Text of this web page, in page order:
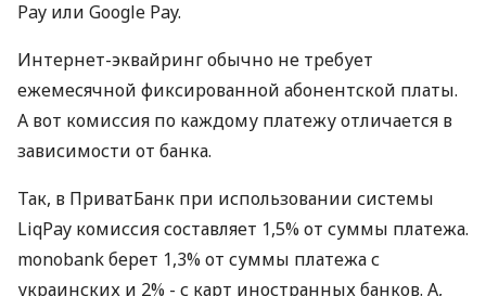
Pay или Google Pay.
Интернет-эквайринг обычно не требует
ежемесячной фиксированной абонентской платы.
А вот комиссия по каждому платежу отличается в
зависимости от банка.
Так, в ПриватБанк при использовании системы
LiqPay комиссия составляет 1,5% от суммы платежа.
monobank берет 1,3% от суммы платежа с
украинских и 2% - с карт иностранных банков. А,